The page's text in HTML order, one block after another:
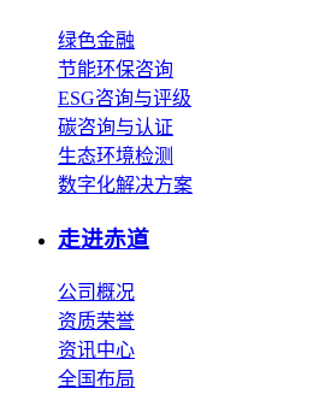
绿色金融
节能环保咨询
ESG咨询与评级
碳咨询与认证
生态环境检测
数字化解决方案
走进赤道
公司概况
资质荣誉
资讯中心
全国布局